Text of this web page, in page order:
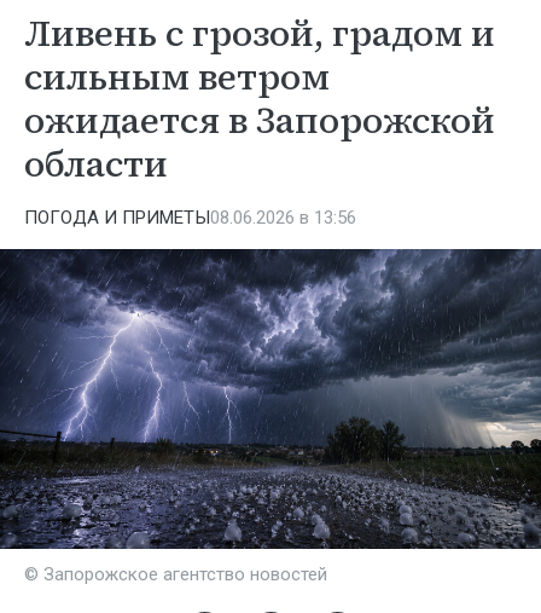
Ливень с грозой, градом и
сильным ветром
ожидается в Запорожской
области
ПОГОДА И ПРИМЕТЫ08.06.2026 в 13:56
© Запорожское агентство новостей